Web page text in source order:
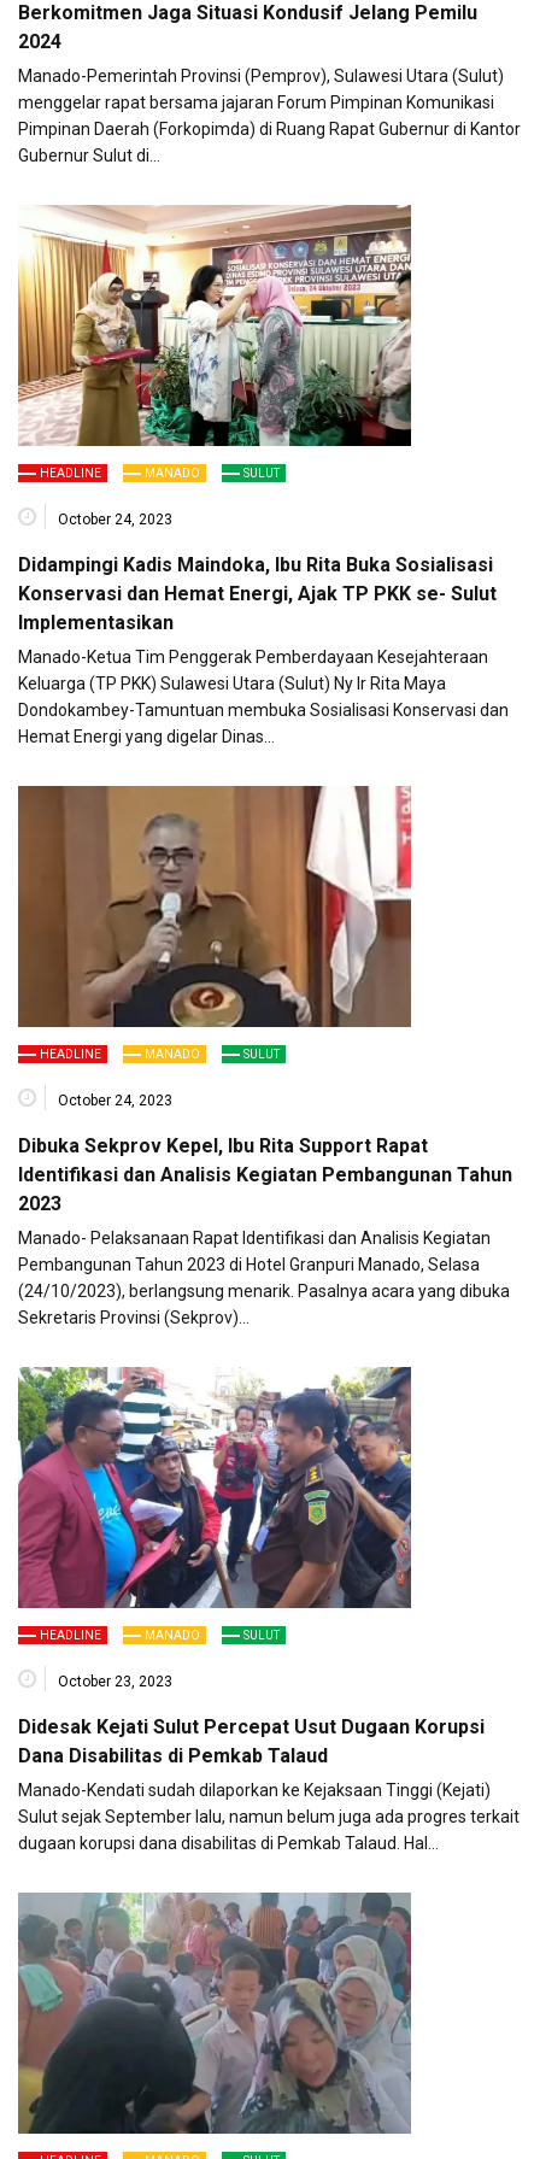
Berkomitmen Jaga Situasi Kondusif Jelang Pemilu
2024
Manado-Pemerintah Provinsi (Pemprov), Sulawesi Utara (Sulut)
menggelar rapat bersama jajaran Forum Pimpinan Komunikasi
Pimpinan Daerah (Forkopimda) di Ruang Rapat Gubernur di Kantor
Gubernur Sulut di…
HEADLINE MANADO SULUT
October 24, 2023
Didampingi Kadis Maindoka, Ibu Rita Buka Sosialisasi
Konservasi dan Hemat Energi, Ajak TP PKK se- Sulut
Implementasikan
Manado-Ketua Tim Penggerak Pemberdayaan Kesejahteraan
Keluarga (TP PKK) Sulawesi Utara (Sulut) Ny Ir Rita Maya
Dondokambey-Tamuntuan membuka Sosialisasi Konservasi dan
Hemat Energi yang digelar Dinas…
HEADLINE MANADO SULUT
October 24, 2023
Dibuka Sekprov Kepel, Ibu Rita Support Rapat
Identifikasi dan Analisis Kegiatan Pembangunan Tahun
2023
Manado- Pelaksanaan Rapat Identifikasi dan Analisis Kegiatan
Pembangunan Tahun 2023 di Hotel Granpuri Manado, Selasa
(24/10/2023), berlangsung menarik. Pasalnya acara yang dibuka
Sekretaris Provinsi (Sekprov)…
HEADLINE MANADO SULUT
October 23, 2023
Didesak Kejati Sulut Percepat Usut Dugaan Korupsi
Dana Disabilitas di Pemkab Talaud
Manado-Kendati sudah dilaporkan ke Kejaksaan Tinggi (Kejati)
Sulut sejak September lalu, namun belum juga ada progres terkait
dugaan korupsi dana disabilitas di Pemkab Talaud. Hal…